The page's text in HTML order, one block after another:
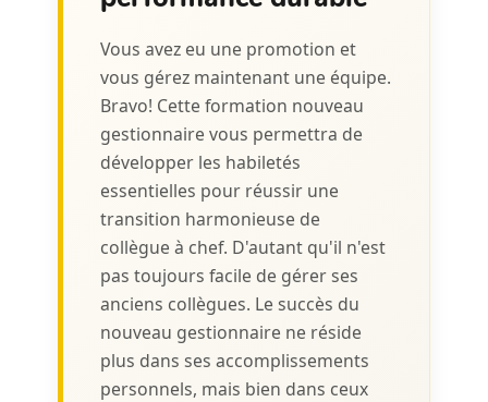
Vous avez eu une promotion et
vous gérez maintenant une équipe.
Bravo! Cette formation nouveau
gestionnaire vous permettra de
développer les habiletés
essentielles pour réussir une
transition harmonieuse de
collègue à chef. D'autant qu'il n'est
pas toujours facile de gérer ses
anciens collègues. Le succès du
nouveau gestionnaire ne réside
plus dans ses accomplissements
personnels, mais bien dans ceux